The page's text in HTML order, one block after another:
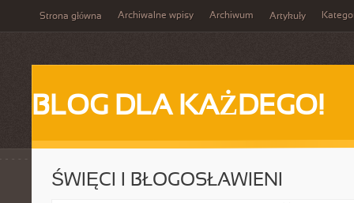
Strona główna Archiwalne wpisy Archiwum Artykuły
BLOG DLA KAŻDEGO!
ŚWIĘCI I BŁOGOSŁAWIENI